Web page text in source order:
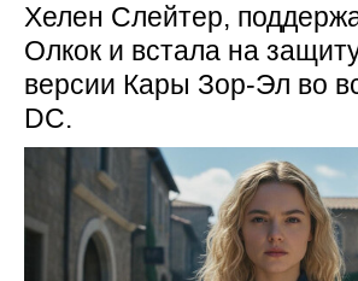
Хелен Слейтер,
Олкок и встала на
версии Кары Зор-Эл во
DC.